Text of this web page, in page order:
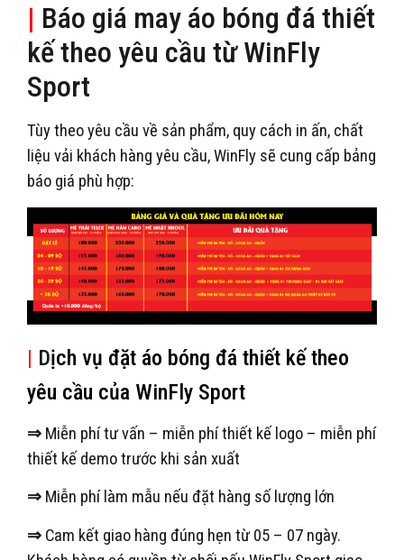
| Báo giá may áo bóng đá thiết
kế theo yêu cầu từ WinFly
Sport
Tùy theo yêu cầu về sản phẩm, quy cách in ấn, chất
liệu vải khách hàng yêu cầu, WinFly sẽ cung cấp bảng
báo giá phù hợp:
| Dịch vụ đặt áo bóng đá thiết kế theo
yêu cầu của WinFly Sport
⇒ Miễn phí tư vấn – miễn phí thiết kế logo – miễn phí
thiết kế demo trước khi sản xuất
⇒ Miễn phí làm mẫu nếu đặt hàng số lượng lớn
⇒ Cam kết giao hàng đúng hẹn từ 05 – 07 ngày.